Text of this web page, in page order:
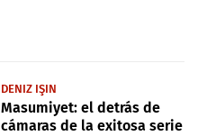
DENIZ IŞIN
Masumiyet: el detrás de
cámaras de la exitosa serie